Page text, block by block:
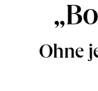
Ohne